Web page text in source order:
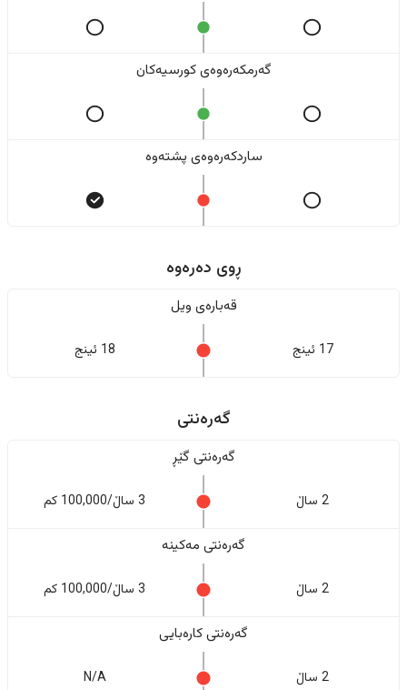
گەرمکەرەوەی کورسیەکان
ساردکەرەوەی پشتەوە
ڕوی دەرەوە
قەبارەی ویل
17 ئینج 18 ئینج
گەرەنتی
گەرەنتی گێڕ
2 ساڵ 3 ساڵ/100,000 کم
گەرەنتی مەکینە
2 ساڵ 3 ساڵ/100,000 کم
گەرەنتی کارەبایی
2 ساڵ N/A